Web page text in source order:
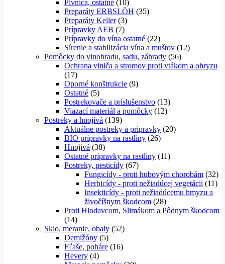
Pivnica, ostatné (10)
Preparáty ERBSLÖH (35)
Preparáty Keller (3)
Prípravky AEB (7)
Prípravky do vína ostatné (22)
Sírenie a stabilizácia vína a muštov (12)
Pomôcky do vinohradu, sadu, záhrady (56)
Ochrana viniča a stromov proti vtákom a ohryzu
(17)
Oporné konštrukcie (9)
Ostatné (5)
Postrekovače a príslušenstvo (13)
Viazací materiál a pomôcky (12)
Postreky a hnojivá (139)
Aktuálne postreky a prípravky (20)
BIO prípravky na rastliny (26)
Hnojivá (38)
Ostatné prípravky na rastliny (11)
Postreky, pesticídy (67)
Fungicídy - proti hubovým chorobám (32)
Herbicídy - proti nežiadúcej vegetácii (11)
Insekticídy - proti nežiadúcemu hmyzu a
živočíšnym škodcom (28)
Proti Hlodavcom, Slimákom a Pôdnym škodcom
(14)
Sklo, meranie, obaly (52)
Demižóny (5)
Fľaše, poháre (16)
Hevery (4)